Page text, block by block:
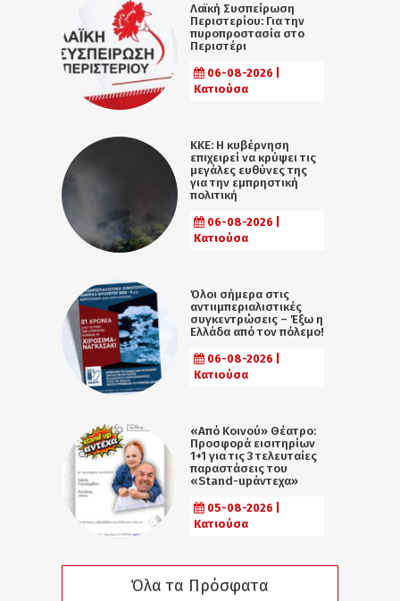
Λαϊκή Συσπείρωση
Περιστερίου: Για την
πυροπροστασία στο
Περιστέρι
06-08-2026 |
Κατιούσα
ΚΚΕ: Η κυβέρνηση
επιχειρεί να κρύψει τις
μεγάλες ευθύνες της
για την εμπρηστική
πολιτική
06-08-2026 |
Κατιούσα
Όλοι σήμερα στις
αντιιμπεριαλιστικές
συγκεντρώσεις – Έξω η
Ελλάδα από τον πόλεμο!
06-08-2026 |
Κατιούσα
«Από Κοινού» Θέατρο:
Προσφορά εισιτηρίων
1+1 για τις 3 τελευταίες
παραστάσεις του
«Stand-upάντεχα»
05-08-2026 |
Κατιούσα
Όλα τα Πρόσφατα